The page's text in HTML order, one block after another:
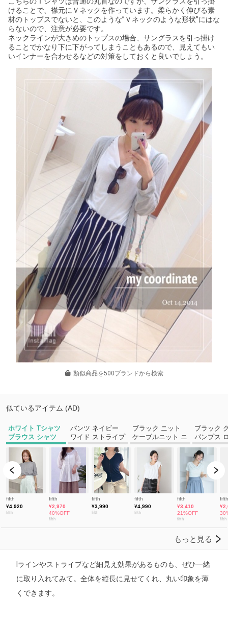
けることで、襟元にＶネックを作っています。柔らかく伸びる素
材のトップスでないと、このような”Ｖネックのような形状”にはな
らないので、注意が必要です。
ネックラインが大きめのトップスの場合、サングラスを引っ掛け
ることでかなり下に下がってしまうこともあるので、見えてもい
いインナーを合わせるなどの対策をしておくと良いでしょう。
類似商品を500ブランドから検索
Iラインやストライプなど細見え効果があるものも、ぜひ一緒
に取り入れてみて。全体を縦長に見せてくれ、丸い印象を薄
くできます。